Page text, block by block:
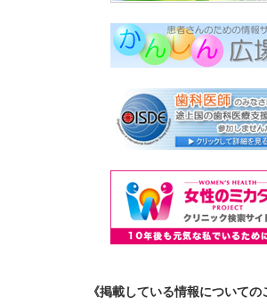
《掲載している情報についての